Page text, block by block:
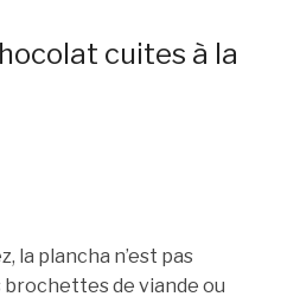
cuites à la
la plancha n’est pas
de viande ou